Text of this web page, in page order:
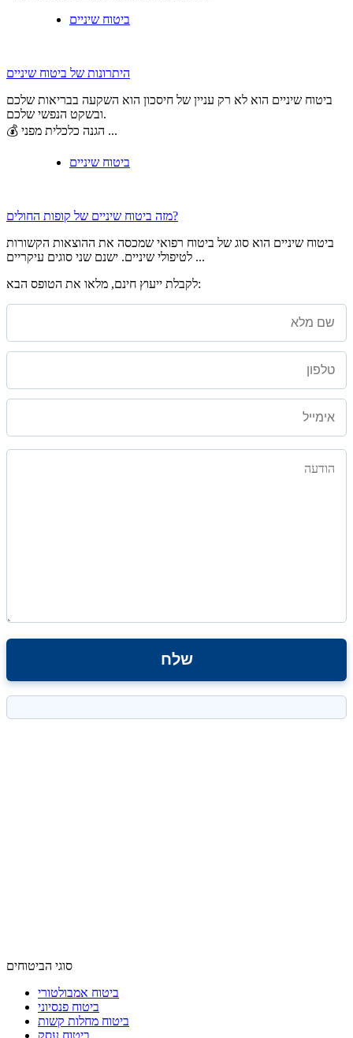
ביטוח שיניים
היתרונות של ביטוח שיניים
ביטוח שיניים הוא לא רק עניין של חיסכון הוא השקעה בבריאות שלכם
ובשקט הנפשי שלכם.
💰 הגנה כלכלית מפני ...
ביטוח שיניים
מזה ביטוח שיניים של קופות החולים?
ביטוח שיניים הוא סוג של ביטוח רפואי שמכסה את ההוצאות הקשורות
לטיפולי שיניים. ישנם שני סוגים עיקריים ...
לקבלת ייעוץ חינם, מלאו את הטופס הבא:
סוגי הביטוחים
ביטוח אמבולטורי
ביטוח פנסיוני
ביטוח מחלות קשות
ביטוח עסק